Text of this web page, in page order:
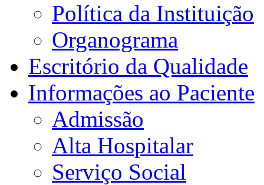
Política da Instituição
Organograma
Escritório da Qualidade
Informações ao Paciente
Admissão
Alta Hospitalar
Serviço Social